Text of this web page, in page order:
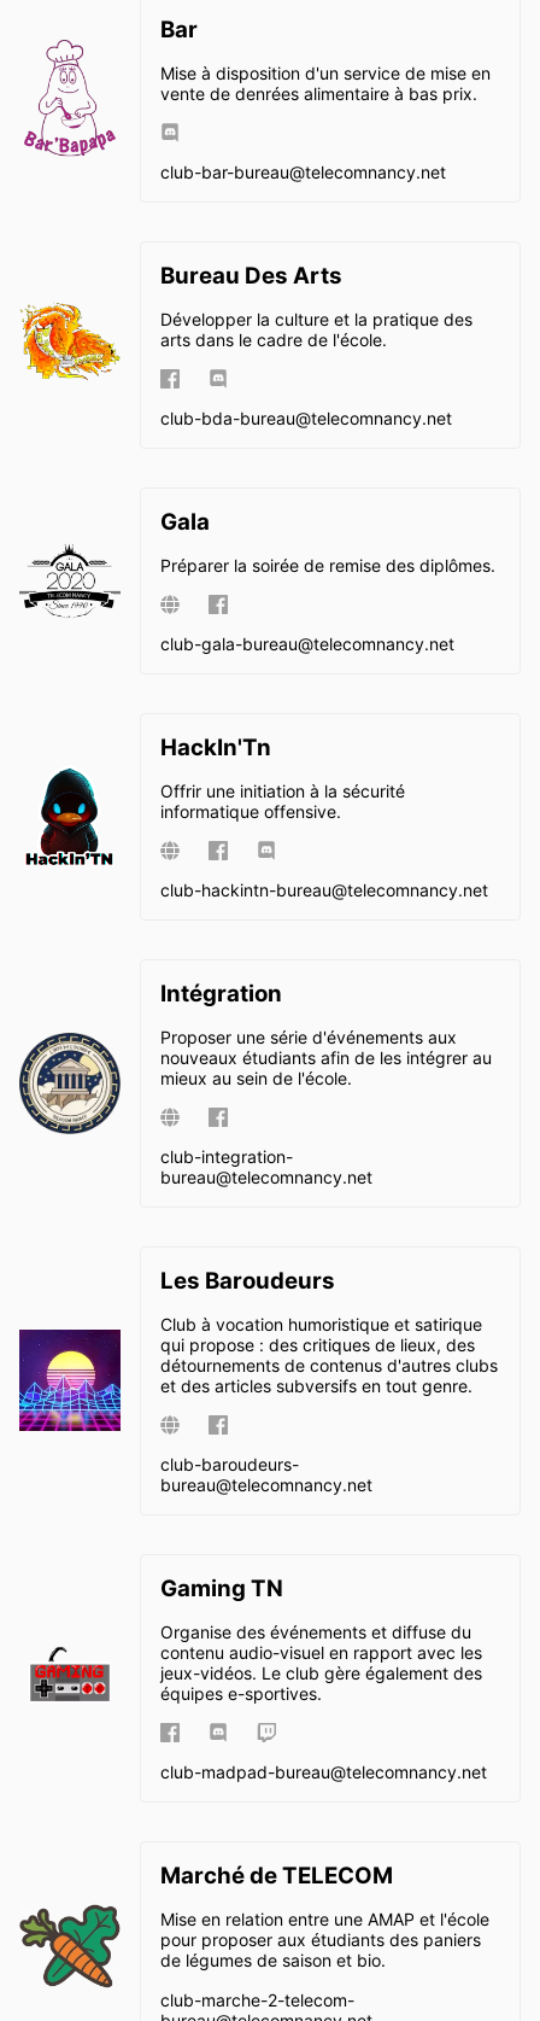
Bar
Mise à disposition d'un service de mise en
vente de denrées alimentaire à bas prix.
club-bar-bureau@telecomnancy.net
Bureau Des Arts
Développer la culture et la pratique des
arts dans le cadre de l'école.
club-bda-bureau@telecomnancy.net
Gala
Préparer la soirée de remise des diplômes.
club-gala-bureau@telecomnancy.net
HackIn'Tn
Offrir une initiation à la sécurité
informatique offensive.
club-hackintn-bureau@telecomnancy.net
Intégration
Proposer une série d'événements aux
nouveaux étudiants afin de les intégrer au
mieux au sein de l'école.
club-integration-
bureau@telecomnancy.net
Les Baroudeurs
Club à vocation humoristique et satirique
qui propose : des critiques de lieux, des
détournements de contenus d'autres clubs
et des articles subversifs en tout genre.
club-baroudeurs-
bureau@telecomnancy.net
Gaming TN
Organise des événements et diffuse du
contenu audio-visuel en rapport avec les
jeux-vidéos. Le club gère également des
équipes e-sportives.
club-madpad-bureau@telecomnancy.net
Marché de TELECOM
Mise en relation entre une AMAP et l'école
pour proposer aux étudiants des paniers
de légumes de saison et bio.
club-marche-2-telecom-